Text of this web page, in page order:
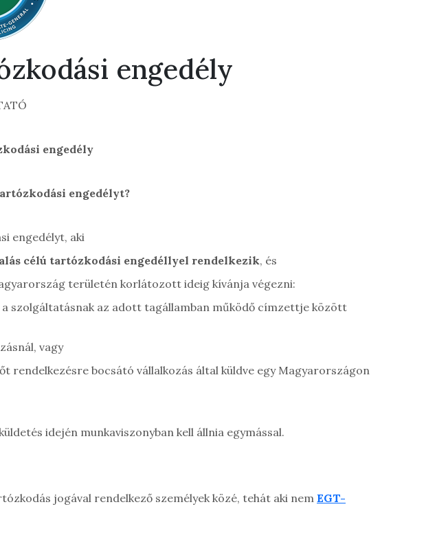
engedély
engedély
engedélyt?
engedélyt, aki
célú tartózkodási engedéllyel rendelkezik, és
területén korlátozott ideig kívánja végezni:
a szolgáltatásnak az adott tagállamban működő címzettje között
vagy
rendelkezésre bocsátó vállalkozás által küldve egy Magyarországon
idején munkaviszonyban kell állnia egymással.
jogával rendelkező személyek közé, tehát aki nem EGT-